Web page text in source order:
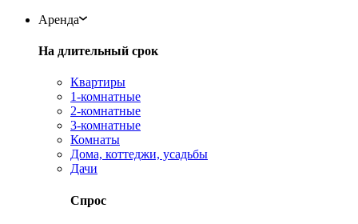
Аренда
На длительный срок
Квартиры
1-комнатные
2-комнатные
3-комнатные
Комнаты
Дома, коттеджи, усадьбы
Дачи
Спрос